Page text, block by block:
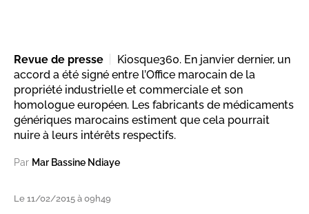
Revue de presse
Kiosque360. En janvier dernier, un
accord a été signé entre l’Office marocain de la
propriété industrielle et commerciale et son
homologue européen. Les fabricants de médicaments
génériques marocains estiment que cela pourrait
nuire à leurs intérêts respectifs.
Par Mar Bassine Ndiaye
Le 11/02/2015 à 09h49